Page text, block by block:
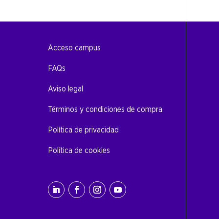
Acceso campus
FAQs
Aviso legal
Términos y condiciones de compra
Política de privacidad
Política de cookies